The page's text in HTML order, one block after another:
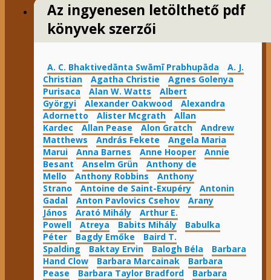
Az ingyenesen letölthető pdf
könyvek szerzői
A. C. Bhaktivedānta Swāmī Prabhupāda
A. J.
Christian
Agatha Christie
Agnes Golenya
Purisaca
Alan W. Watts
Albert
Györgyi
Alexander Oakwood
Alexandra
Adornetto
Alister Mcgrath
Allan
Kardec
Allan Pease Alon Gratch
Andrew
Matthews
András Fekete
Angela Maria
Marui
Anna Barnes Anne Hooper
Annie
Besant
Anselm Grün
Anthony de
Mello
Anthony Robbins
Anthony
Strano
Antoine de Saint-Exupéry
Antonin
Gadal
Anton Pavlovics Csehov
Arany
János
Arató Mihály
Arthur E.
Powell
Atreya Babits Mihály
Babulka
Péter
Bagdy Emőke
Baird T.
Spalding
Baktay Ervin Balogh Béla
Barbara
Hand Clow
Barbara Marcainak
Barbara
Pease
Barbara Taylor Bradford
Barbara